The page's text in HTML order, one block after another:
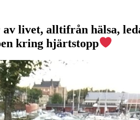
livet, alltifrån hälsa,
kring hjärtstopp